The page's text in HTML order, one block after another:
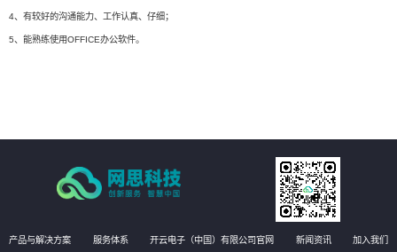
4、有较好的沟通能力、工作认真、仔细；
5、能熟练使用OFFICE办公软件。
产品与解决方案 服务体系 开云电子（中国）有限公司官网 新闻资讯 加入我们